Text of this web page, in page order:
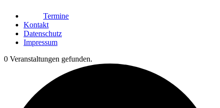
Termine
Kontakt
Datenschutz
Impressum
0 Veranstaltungen gefunden.